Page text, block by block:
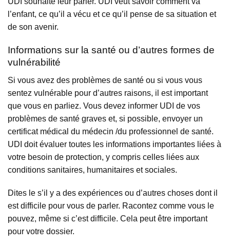
l’enfant, ce qu’il a vécu et ce qu’il pense de sa situation et
de son avenir.
Informations sur la santé ou d’autres formes de
vulnérabilité
Si vous avez des problèmes de santé ou si vous vous
sentez vulnérable pour d’autres raisons, il est important
que vous en parliez. Vous devez informer UDI de vos
problèmes de santé graves et, si possible, envoyer un
certificat médical du médecin /du professionnel de santé.
UDI doit évaluer toutes les informations importantes liées à
votre besoin de protection, y compris celles liées aux
conditions sanitaires, humanitaires et sociales.
Dites le s’il y a des expériences ou d’autres choses dont il
est difficile pour vous de parler. Racontez comme vous le
pouvez, même si c’est difficile. Cela peut être important
pour votre dossier.